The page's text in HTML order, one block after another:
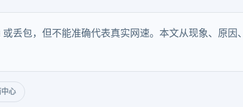
丢包，但不能准确代表真实网速。本文从现象、原
心